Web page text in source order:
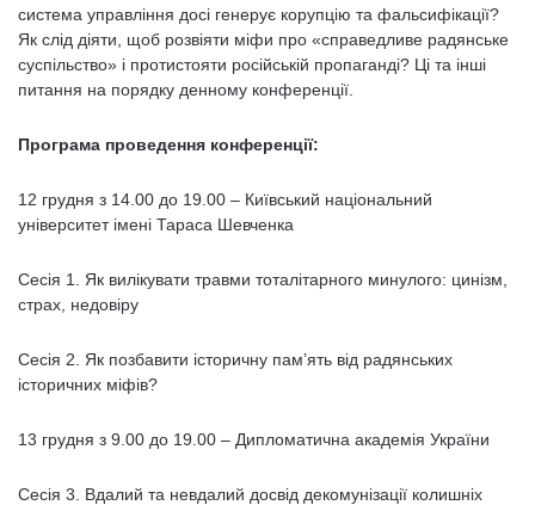
система управління досі генерує корупцію та фальсифікації?
Як слід діяти, щоб розвіяти міфи про «справедливе радянське
суспільство» і протистояти російській пропаганді? Ці та інші
питання на порядку денному конференції.
Програма проведення конференції:
12 грудня з 14.00 до 19.00 – Київський національний
університет імені Тараса Шевченка
Сесія 1. Як вилікувати травми тоталітарного минулого: цинізм,
страх, недовіру
Сесія 2. Як позбавити історичну пам’ять від радянських
історичних міфів?
13 грудня з 9.00 до 19.00 – Дипломатична академія України
Сесія 3. Вдалий та невдалий досвід декомунізації колишніх